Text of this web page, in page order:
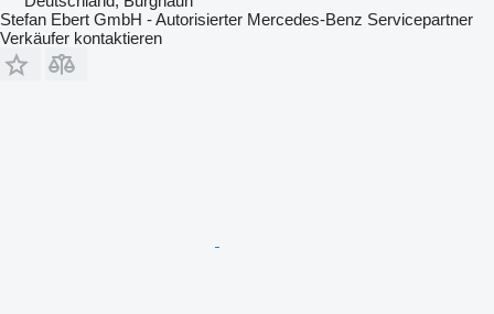
Stefan Ebert GmbH - Autorisierter Mercedes-Benz Servicepartner
Verkäufer kontaktieren